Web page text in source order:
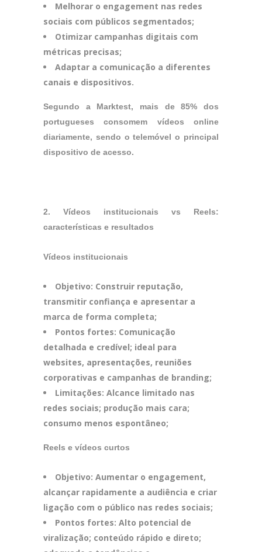
Melhorar o engagement nas redes
sociais com públicos segmentados;
Otimizar campanhas digitais com
métricas precisas;
Adaptar a comunicação a diferentes
canais e dispositivos.
Segundo a Marktest, mais de 85% dos
portugueses consomem vídeos online
diariamente, sendo o telemóvel o principal
dispositivo de acesso.
2. Vídeos institucionais vs Reels:
características e resultados
Vídeos institucionais
Objetivo: Construir reputação,
transmitir confiança e apresentar a
marca de forma completa;
Pontos fortes: Comunicação
detalhada e credível; ideal para
websites, apresentações, reuniões
corporativas e campanhas de branding;
Limitações: Alcance limitado nas
redes sociais; produção mais cara;
consumo menos espontâneo;
Reels e vídeos curtos
Objetivo: Aumentar o engagement,
alcançar rapidamente a audiência e criar
ligação com o público nas redes sociais;
Pontos fortes: Alto potencial de
viralização; conteúdo rápido e direto;